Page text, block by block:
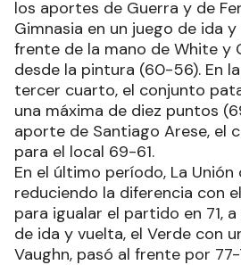
los aportes de Guerra y de
Gimnasia en un juego de ida
frente de la mano de White y
desde la pintura (60-56). En
tercer cuarto, el conjunto
una máxima de diez puntos
aporte de Santiago Arese, el
para el local 69-61.
En el último período, La
reduciendo la diferencia con
para igualar el partido en 71,
de ida y vuelta, el Verde con
Vaughn, pasó al frente por